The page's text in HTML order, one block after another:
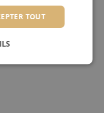
TOUT